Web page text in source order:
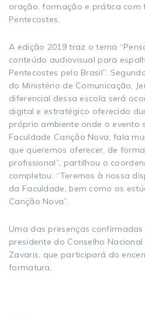
oração, formação e prática com
Pentecostes.
A edição 2019 traz o tema
conteúdo audiovisual para
Pentecostes pelo Brasil”.
do Ministério de Comunicação,
diferencial dessa escola será
digital e estratégico oferecido
próprio ambiente onde o evento
Faculdade Canção Nova, fala
que queremos oferecer, de
profissional”, partilhou o
completou: “Teremos à nossa
da Faculdade, bem como os
Canção Nova”.
Uma das presenças
presidente do Conselho Nacional
Zavaris, que participará do
formatura.